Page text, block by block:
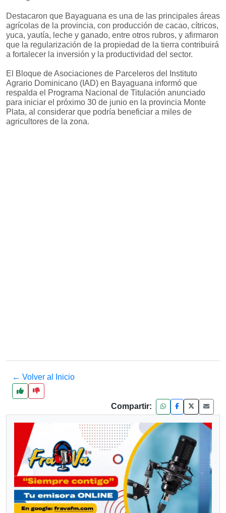
Destacaron que Bayaguana es una de las principales áreas
agrícolas de la provincia, con producción de cacao, cítricos,
yuca, yautía, leche y ganado, entre otros rubros, y afirmaron
que la regularización de la propiedad de la tierra contribuirá
a fortalecer la inversión y la productividad del sector.
El Bloque de Asociaciones de Parceleros del Instituto
Agrario Dominicano (IAD) en Bayaguana informó que
respalda el Programa Nacional de Titulación anunciado
para iniciar el próximo 30 de junio en la provincia Monte
Plata, al considerar que podría beneficiar a miles de
agricultores de la zona.
← Volver al Inicio
Compartir: